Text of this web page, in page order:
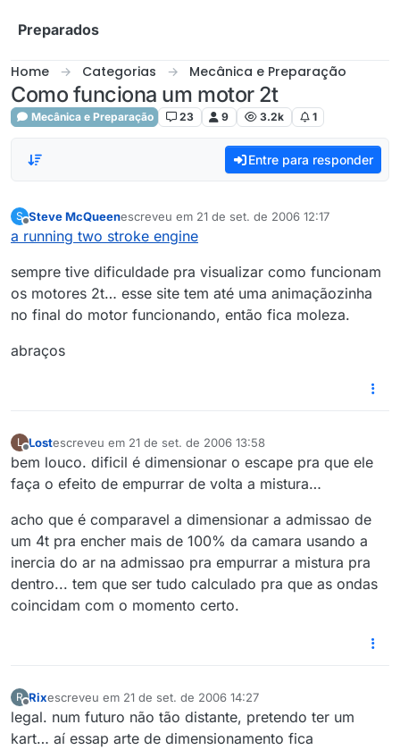
Preparados
Home Categorias Mecânica e Preparação
Como funciona um motor 2t
Mecânica e Preparação 23 9 3.2k 1
Entre para responder
S
Offline
Steve McQueenescreveu em 21 de set. de 2006 12:17
última edição por
a running two stroke engine
sempre tive dificuldade pra visualizar como funcionam
os motores 2t… esse site tem até uma animaçãozinha
no final do motor funcionando, então fica moleza.
abraços
L
Offline
Lostescreveu em 21 de set. de 2006 13:58
última edição por
bem louco. dificil é dimensionar o escape pra que ele
faça o efeito de empurrar de volta a mistura…
acho que é comparavel a dimensionar a admissao de
um 4t pra encher mais de 100% da camara usando a
inercia do ar na admissao pra empurrar a mistura pra
dentro... tem que ser tudo calculado pra que as ondas
coincidam com o momento certo.
R
Offline
Rixescreveu em 21 de set. de 2006 14:27
última edição por
legal. num futuro não tão distante, pretendo ter um
kart… aí essap arte de dimensionamento fica